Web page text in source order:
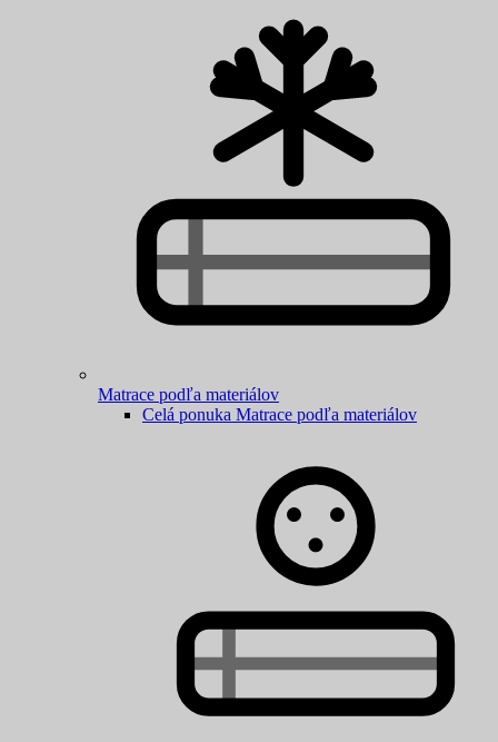
Matrace podľa materiálov
Celá ponuka Matrace podľa materiálov